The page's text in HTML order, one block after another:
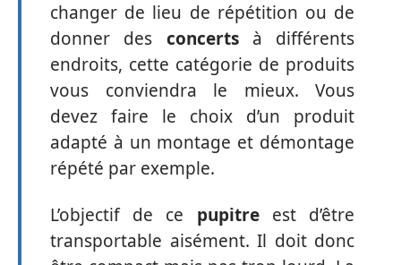
changer de lieu de répétition ou de
donner des concertsà différents
endroits, cette catégorie de produits
vous conviendra le mieux. Vous
devez faire le choix d’un produit
adapté à un montage et démontage
répété par exemple.
L’objectif de ce pupitreest d’être
transportable aisément. Il doit donc